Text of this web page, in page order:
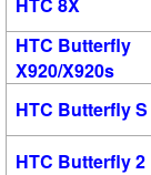
HTC Butterfly
X920/X920s
HTC Butterfly S
HTC Butterfly 2